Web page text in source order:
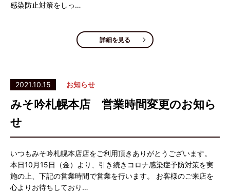
感染防止対策をしっ…
詳細を見る
2021.10.15 お知らせ
みそ吟札幌本店 営業時間変更のお知ら
せ
いつもみそ吟札幌本店店をご利用頂きありがとうございます。
本日10月15日（金）より、引き続きコロナ感染症予防対策を実
施の上、下記の営業時間で営業を行います。 お客様のご来店を
心よりお待ちしており…